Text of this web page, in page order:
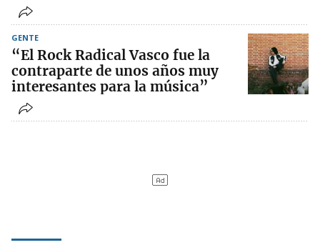
GENTE
“El Rock Radical Vasco fue la
contraparte de unos años muy
interesantes para la música”